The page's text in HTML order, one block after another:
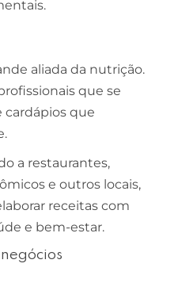
aliada da nutrição.
que se
cardápios que
a restaurantes,
e outros locais,
receitas com
e bem-estar.